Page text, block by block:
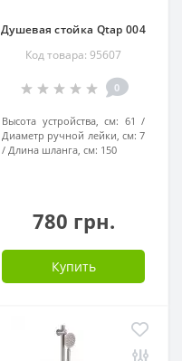
Душевая стойка Qtap 004
Код товара: 95607
0
Высота устройства, см: 61
Диаметр ручной лейки, см: 7
Длина шланга, см: 150
780 грн.
Купить